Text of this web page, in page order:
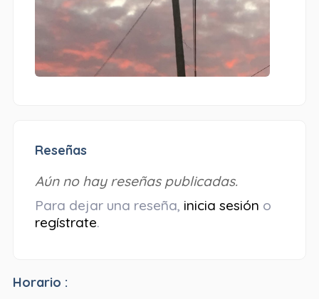
Reseñas
Aún no hay reseñas publicadas.
Para dejar una reseña, inicia sesión o
regístrate.
Horario :